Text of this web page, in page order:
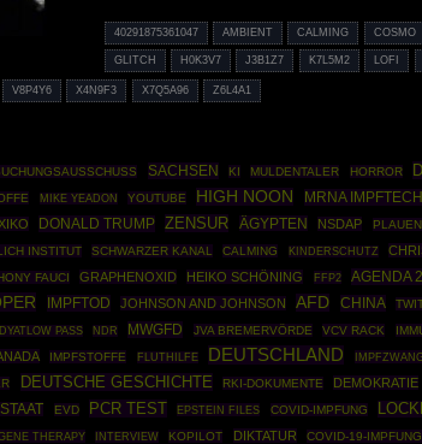
40291875361047 AMBIENT CALMING COSMO
GLITCH H0K3V7 J3B1Z7 K7L5M2 LOFI
V8P4Y6 X4N9F3 X7Q5A96 Z6L4A1
SACHSEN KI MULDENTALER HORROR
MIKE YEADON YOUTUBE HIGH NOON MRNA
DONALD TRUMP ZENSUR ÄGYPTEN NSDAP PLAUEN
INSTITUT SCHWARZER KANAL CALMING KINDERSCHUTZ
FAUCI GRAPHENOXID HEIKO SCHÖNING FFP2 AGENDA
IMPFTOD JOHNSON AND JOHNSON AFD CHINA
DYATLOW PASS NDR MWGFD JVA BREMERVÖRDE VCV RACK
IMPFSTOFFE FLUTHILFE DEUTSCHLAND
DEUTSCHE GESCHICHTE RKI-DOKUMENTE DEMOKRATIE
EVD PCR TEST EPSTEIN FILES COVID-IMPFUNG
THERAPY INTERVIEW KOPILOT DIKTATUR COVID-19-IMPFUNG